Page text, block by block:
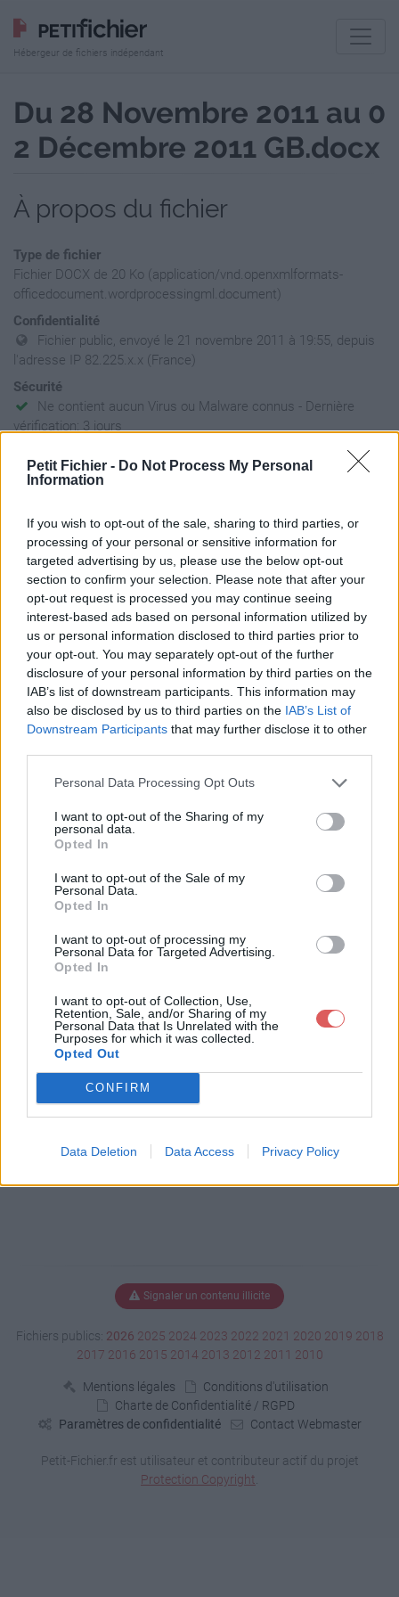
Petit Fichier - Do Not Process My Personal
Information
If you wish to opt-out of the sale, sharing to third parties, or
processing of your personal or sensitive information for
targeted advertising by us, please use the below opt-out
section to confirm your selection. Please note that after your
opt-out request is processed you may continue seeing
interest-based ads based on personal information utilized by
us or personal information disclosed to third parties prior to
your opt-out. You may separately opt-out of the further
disclosure of your personal information by third parties on the
IAB’s list of downstream participants. This information may
also be disclosed by us to third parties on the IAB’s List of
Downstream Participants that may further disclose it to other
Personal Data Processing Opt Outs
I want to opt-out of the Sharing of my
personal data.
Opted In
I want to opt-out of the Sale of my
Personal Data.
Opted In
I want to opt-out of processing my
Personal Data for Targeted Advertising.
Opted In
I want to opt-out of Collection, Use,
Retention, Sale, and/or Sharing of my
Personal Data that Is Unrelated with the
Purposes for which it was collected.
Opted Out
CONFIRM
Data Deletion Data Access Privacy Policy
Hébergeur de fichiers indépendant
Du 28 Novembre 2011 au 0
2 Décembre 2011 GB.docx
À propos du fichier
Type de fichier
Fichier DOCX de 20 Ko (application/vnd.openxmlformats-
officedocument.wordprocessingml.document)
Confidentialité
Fichier public, envoyé le 21 novembre 2011 à 19:55, depuis
l'adresse IP 82.225.x.x (France)
Sécurité
Ne contient aucun Virus ou Malware connus - Dernière
vérification: 3 jours
La présente page de téléchargement a été vue 1018 fois depuis
Page de téléchargement
https://www.petit-fichier.fr/2011/11/21/du-28-novembre-2011-
au-02-decembre-2011-gb/
Copier
Partager le fichier Du 28
Novembre 2011 au 02
Décembre 2011 GB.docx sur le
Web et les réseaux sociaux:
Télécharger le fichier Du 28 Nov
embre 2011 au 02 Décembre 201
1 GB.docx
Télécharger Du 28 Novembre 2011
au 02 Décembre 2011 GB.docx
Télécharger le fichier (20 Ko)
Signaler un contenu illicite
Fichiers publics: 2026 2025 2024 2023 2022 2021 2020 2019 2018
2017 2016 2015 2014 2013 2012 2011 2010
Mentions légales
Conditions d'utilisation
Charte de Confidentialité / RGPD
Paramètres de confidentialité
Contact Webmaster
Petit-Fichier.fr est utilisateur et contributeur actif du projet
Protection Copyright